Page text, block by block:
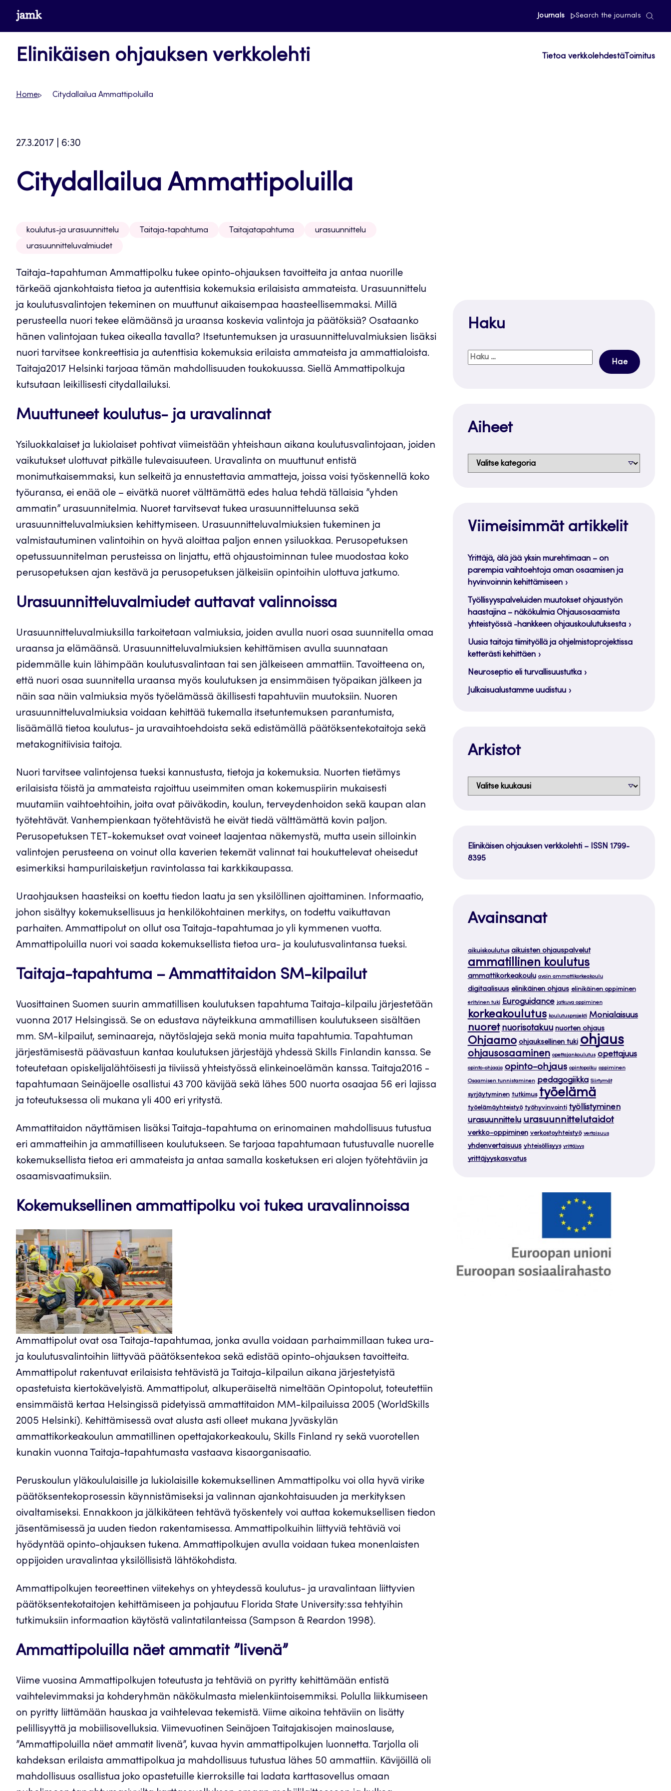
Siirrywww.jamk.fi Journals Search the journals
Elinikäisen ohjauksen verkkolehti Tietoa verkkolehdestä Toimitus
Home Citydallailua Ammattipoluilla
27.3.2017 | 6:30
Citydallailua Ammattipoluilla
koulutus-ja urasuunnittelu Taitaja-tapahtuma Taitajatapahtuma
urasuunnittelu
urasuunnitteluvalmiudet
Taitaja-tapahtuman Ammattipolku tukee opinto-ohjauksen tavoitteita ja antaa nuorille
tärkeää ajankohtaista tietoa ja autenttisia kokemuksia erilaisista ammateista. Urasuunnittelu
ja koulutusvalintojen tekeminen on muuttunut aikaisempaa haasteellisemmaksi. Millä
perusteella nuori tekee elämäänsä ja uraansa koskevia valintoja ja päätöksiä? Osataanko
hänen valintojaan tukea oikealla tavalla? Itsetuntemuksen ja urasuunnitteluvalmiuksien lisäksi
nuori tarvitsee konkreettisia ja autenttisia kokemuksia erilaista ammateista ja ammattialoista.
Taitaja2017 Helsinki tarjoaa tämän mahdollisuuden toukokuussa. Siellä Ammattipolkuja
kutsutaan leikillisesti citydallailuksi.
Muuttuneet koulutus- ja uravalinnat
Ysiluokkalaiset ja lukiolaiset pohtivat viimeistään yhteishaun aikana koulutusvalintojaan, joiden
vaikutukset ulottuvat pitkälle tulevaisuuteen. Uravalinta on muuttunut entistä
monimutkaisemmaksi, kun selkeitä ja ennustettavia ammatteja, joissa voisi työskennellä koko
työuransa, ei enää ole – eivätkä nuoret välttämättä edes halua tehdä tällaisia ”yhden
ammatin” urasuunnitelmia. Nuoret tarvitsevat tukea urasuunnitteluunsa sekä
urasuunnitteluvalmiuksien kehittymiseen. Urasuunnitteluvalmiuksien tukeminen ja
valmistautuminen valintoihin on hyvä aloittaa paljon ennen ysiluokkaa. Perusopetuksen
opetussuunnitelman perusteissa on linjattu, että ohjaustoiminnan tulee muodostaa koko
perusopetuksen ajan kestävä ja perusopetuksen jälkeisiin opintoihin ulottuva jatkumo.
Urasuunnitteluvalmiudet auttavat valinnoissa
Urasuunnitteluvalmiuksilla tarkoitetaan valmiuksia, joiden avulla nuori osaa suunnitella omaa
uraansa ja elämäänsä. Urasuunnitteluvalmiuksien kehittämisen avulla suunnataan
pidemmälle kuin lähimpään koulutusvalintaan tai sen jälkeiseen ammattiin. Tavoitteena on,
että nuori osaa suunnitella uraansa myös koulutuksen ja ensimmäisen työpaikan jälkeen ja
näin saa näin valmiuksia myös työelämässä äkillisesti tapahtuviin muutoksiin. Nuoren
urasuunnitteluvalmiuksia voidaan kehittää tukemalla itsetuntemuksen parantumista,
lisäämällä tietoa koulutus- ja uravaihtoehdoista sekä edistämällä päätöksentekotaitoja sekä
metakognitiivisia taitoja.
Nuori tarvitsee valintojensa tueksi kannustusta, tietoja ja kokemuksia. Nuorten tietämys
erilaisista töistä ja ammateista rajoittuu useimmiten oman kokemuspiirin mukaisesti
muutamiin vaihtoehtoihin, joita ovat päiväkodin, koulun, terveydenhoidon sekä kaupan alan
työtehtävät. Vanhempienkaan työtehtävistä he eivät tiedä välttämättä kovin paljon.
Perusopetuksen TET-kokemukset ovat voineet laajentaa näkemystä, mutta usein silloinkin
valintojen perusteena on voinut olla kaverien tekemät valinnat tai houkuttelevat oheisedut
esimerkiksi hampurilaisketjun ravintolassa tai karkkikaupassa.
Uraohjauksen haasteiksi on koettu tiedon laatu ja sen yksilöllinen ajoittaminen. Informaatio,
johon sisältyy kokemuksellisuus ja henkilökohtainen merkitys, on todettu vaikuttavan
parhaiten. Ammattipolut on ollut osa Taitaja-tapahtumaa jo yli kymmenen vuotta.
Ammattipoluilla nuori voi saada kokemuksellista tietoa ura- ja koulutusvalintansa tueksi.
Taitaja-tapahtuma – Ammattitaidon SM-kilpailut
Vuosittainen Suomen suurin ammatillisen koulutuksen tapahtuma Taitaja-kilpailu järjestetään
vuonna 2017 Helsingissä. Se on edustava näyteikkuna ammatillisen koulutukseen sisältäen
mm. SM-kilpailut, seminaareja, näytöslajeja sekä monia muita tapahtumia. Tapahtuman
järjestämisestä päävastuun kantaa koulutuksen järjestäjä yhdessä Skills Finlandin kanssa. Se
toteutetaan opiskelijalähtöisesti ja tiiviissä yhteistyössä elinkeinoelämän kanssa. Taitaja2016 -
tapahtumaan Seinäjoelle osallistui 43 700 kävijää sekä lähes 500 nuorta osaajaa 56 eri lajissa
ja toteutuksessa oli mukana yli 400 eri yritystä.
Ammattitaidon näyttämisen lisäksi Taitaja-tapahtuma on erinomainen mahdollisuus tutustua
eri ammatteihin ja ammatilliseen koulutukseen. Se tarjoaa tapahtumaan tutustuvalle nuorelle
kokemuksellista tietoa eri ammateista ja antaa samalla kosketuksen eri alojen työtehtäviin ja
osaamisvaatimuksiin.
Kokemuksellinen ammattipolku voi tukea uravalinnoissa
Ammattipolut ovat osa Taitaja-tapahtumaa, jonka avulla voidaan parhaimmillaan tukea ura-
ja koulutusvalintoihin liittyvää päätöksentekoa sekä edistää opinto-ohjauksen tavoitteita.
Ammattipolut rakentuvat erilaisista tehtävistä ja Taitaja-kilpailun aikana järjestetyistä
opastetuista kiertokävelyistä. Ammattipolut, alkuperäiseltä nimeltään Opintopolut, toteutettiin
ensimmäistä kertaa Helsingissä pidetyissä ammattitaidon MM-kilpailuissa 2005 (WorldSkills
2005 Helsinki). Kehittämisessä ovat alusta asti olleet mukana Jyväskylän
ammattikorkeakoulun ammatillinen opettajakorkeakoulu, Skills Finland ry sekä vuorotellen
kunakin vuonna Taitaja-tapahtumasta vastaava kisaorganisaatio.
Peruskoulun yläkoululaisille ja lukiolaisille kokemuksellinen Ammattipolku voi olla hyvä virike
päätöksentekoprosessin käynnistämiseksi ja valinnan ajankohtaisuuden ja merkityksen
oivaltamiseksi. Ennakkoon ja jälkikäteen tehtävä työskentely voi auttaa kokemuksellisen tiedon
jäsentämisessä ja uuden tiedon rakentamisessa. Ammattipolkuihin liittyviä tehtäviä voi
hyödyntää opinto-ohjauksen tukena. Ammattipolkujen avulla voidaan tukea monenlaisten
oppijoiden uravalintaa yksilöllisistä lähtökohdista.
Ammattipolkujen teoreettinen viitekehys on yhteydessä koulutus- ja uravalintaan liittyvien
päätöksentekotaitojen kehittämiseen ja pohjautuu Florida State University:ssa tehtyihin
tutkimuksiin informaation käytöstä valintatilanteissa (Sampson & Reardon 1998).
Ammattipoluilla näet ammatit ”livenä”
Viime vuosina Ammattipolkujen toteutusta ja tehtäviä on pyritty kehittämään entistä
vaihtelevimmaksi ja kohderyhmän näkökulmasta mielenkiintoisemmiksi. Polulla liikkumiseen
on pyritty liittämään hauskaa ja vaihtelevaa tekemistä. Viime aikoina tehtäviin on lisätty
pelillisyyttä ja mobiilisovelluksia. Viimevuotinen Seinäjoen Taitajakisojen mainoslause,
”Ammattipoluilla näet ammatit livenä”, kuvaa hyvin ammattipolkujen luonnetta. Tarjolla oli
kahdeksan erilaista ammattipolkua ja mahdollisuus tutustua lähes 50 ammattiin. Kävijöillä oli
mahdollisuus osallistua joko opastetuille kierroksille tai ladata karttasovellus omaan
Haku
Haku:
Aiheet
Aiheet
Viimeisimmät artikkelit
Yrittäjä, älä jää yksin murehtimaan – on
parempia vaihtoehtoja oman osaamisen ja
hyvinvoinnin kehittämiseen
Työllisyyspalveluiden muutokset ohjaustyön
haastajina – näkökulmia Ohjausosaamista
yhteistyössä -hankkeen ohjauskoulutuksesta
Uusia taitoja tiimityöllä ja ohjelmistoprojektissa
ketterästi kehittäen
Neuroseptio eli turvallisuustutka
Julkaisualustamme uudistuu
Arkistot
Arkistot
Elinikäisen ohjauksen verkkolehti – ISSN 1799-
8395
Avainsanat
aikuiskoulutus aikuisten ohjauspalvelut
ammatillinen koulutus
ammattikorkeakoulu avoin ammattikorkeakoulu
digitaalisuus elinikäinen ohjaus elinikäinen oppiminen
erityinen tuki Euroguidance jatkuva oppiminen
korkeakoulutus koulutusprojekti Monialaisuus
nuoret nuorisotakuu nuorten ohjaus
Ohjaamo ohjauksellinen tuki ohjaus
ohjausosaaminen opettajankoulutus opettajuus
opinto-ohjaaja opinto-ohjaus opintopolku oppiminen
Osaamisen tunnistaminen pedagogiikka Siirtymät
syrjäytyminen tutkimus työelämä
työelämäyhteistyö työhyvinvointi työllistyminen
urasuunnittelu urasuunnittelutaidot
verkko-oppiminen verkostoyhteistyö vertaisuus
yhdenvertaisuus yhteisöllisyys yrittäjyys
yrittäjyyskasvatus